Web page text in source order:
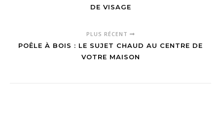
DE VISAGE
PLUS RÉCENT
POÊLE À BOIS : LE SUJET CHAUD AU CENTRE DE
VOTRE MAISON